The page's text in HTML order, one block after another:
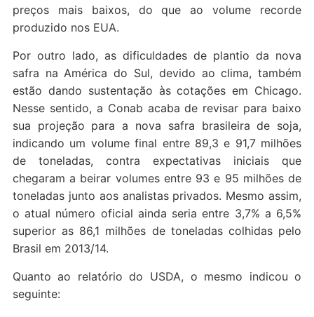
preços mais baixos, do que ao volume recorde
produzido nos EUA.
Por outro lado, as dificuldades de plantio da nova
safra na América do Sul, devido ao clima, também
estão dando sustentação às cotações em Chicago.
Nesse sentido, a Conab acaba de revisar para baixo
sua projeção para a nova safra brasileira de soja,
indicando um volume final entre 89,3 e 91,7 milhões
de toneladas, contra expectativas iniciais que
chegaram a beirar volumes entre 93 e 95 milhões de
toneladas junto aos analistas privados. Mesmo assim,
o atual número oficial ainda seria entre 3,7% a 6,5%
superior as 86,1 milhões de toneladas colhidas pelo
Brasil em 2013/14.
Quanto ao relatório do USDA, o mesmo indicou o
seguinte: